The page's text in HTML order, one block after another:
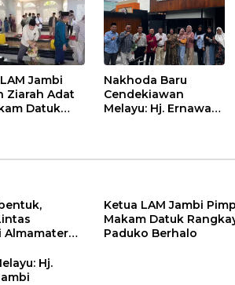
Jambi
Ziarah Adat
Datuk
Nakhoda Baru
Cendekiawan
Melayu: Hj. Ernawati
Almamater
Ketua LAM Jambi
Makam Datuk
Paduko Berhalo
Hj.